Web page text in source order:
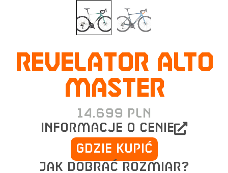
REVELATOR ALTO
MASTER
informacje o cenie
Gdzie kupić
14.699 PLN
Jak dobrać rozmiar?